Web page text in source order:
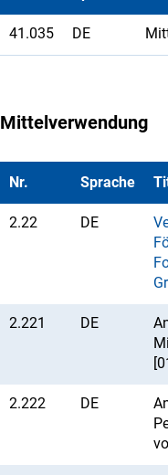
41.035 DE
Mittelverwendung
Nr. Sprache
2.22 DE
2.221 DE
2.222 DE